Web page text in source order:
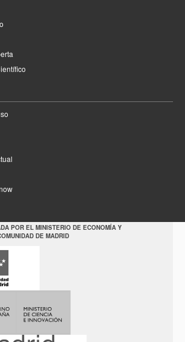
POR EL MINISTERIO DE ECONOMÍA Y
DE MADRID